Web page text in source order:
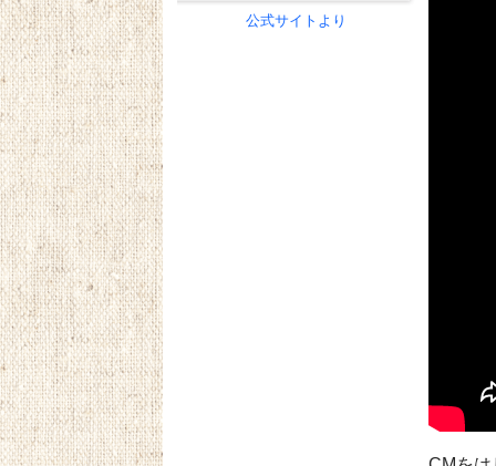
公式サイトより